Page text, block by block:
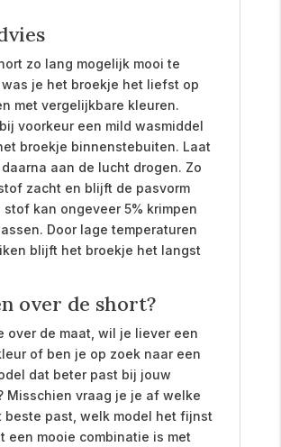
zo lang mogelijk mooi te
je het broekje het liefst op
met vergelijkbare kleuren.
voorkeur een mild wasmiddel
broekje binnenstebuiten. Laat
aan de lucht drogen. Zo
zacht en blijft de pasvorm
stof kan ongeveer 5% krimpen
Door lage temperaturen
blijft het broekje het langst
over de short?
over de maat, wil je liever een
of ben je op zoek naar een
dat beter past bij jouw
Misschien vraag je je af welke
beste past, welk model het fijnst
een mooie combinatie is met